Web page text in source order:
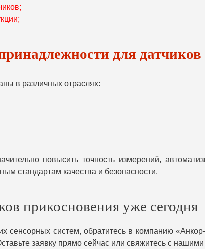
для
в различных отраслях:
повысить точность измерений,
стандартам качества и безопасности.
прикосновения уже сегодня
систем, обратитесь в компанию
заявку прямо сейчас или свяжитесь с